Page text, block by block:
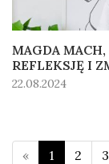
MAGDA
REFLEKSJĘ I
22.08.2024
« 1 2 3